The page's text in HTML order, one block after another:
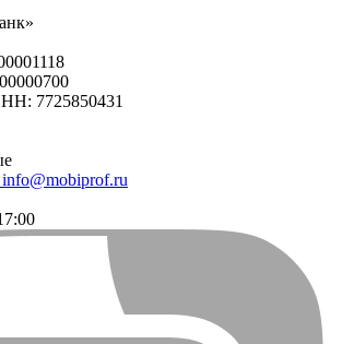
7725850431
info@mobiprof.ru